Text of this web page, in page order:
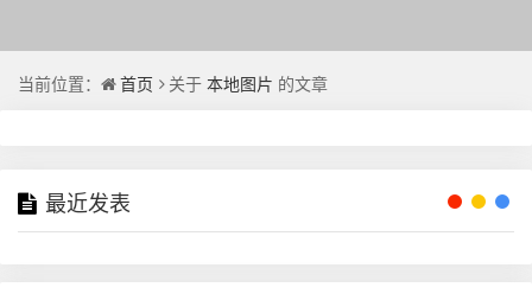
当前位置： 首页 关于 本地图片 的文章
最近发表